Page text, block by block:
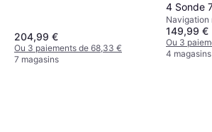
204,99 €
Ou 3 paiements de 68,33 €
7 magasins
4 Sonde
Navigation
149,99 €
Ou 3
4 magasins